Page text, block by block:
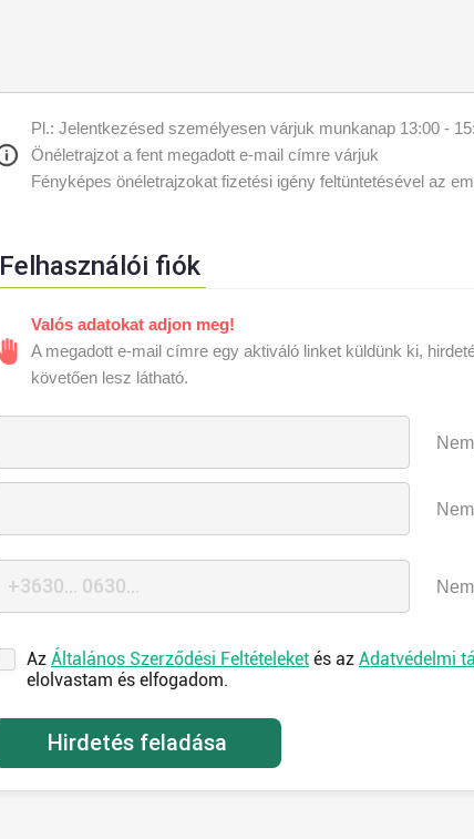
Pl.: Jelentkezésed személyesen várjuk munkanap 13:00 -
Önéletrajzot a fent megadott e-mail címre várjuk
Fényképes önéletrajzokat fizetési igény feltüntetésével az
Felhasználói fiók
Valós adatokat adjon meg!
A megadott e-mail címre egy aktiváló linket küldünk ki,
követően lesz látható.
Az Általános Szerződési Feltételeket és az Adatvédelmi
elolvastam és elfogadom.
Hirdetés feladása